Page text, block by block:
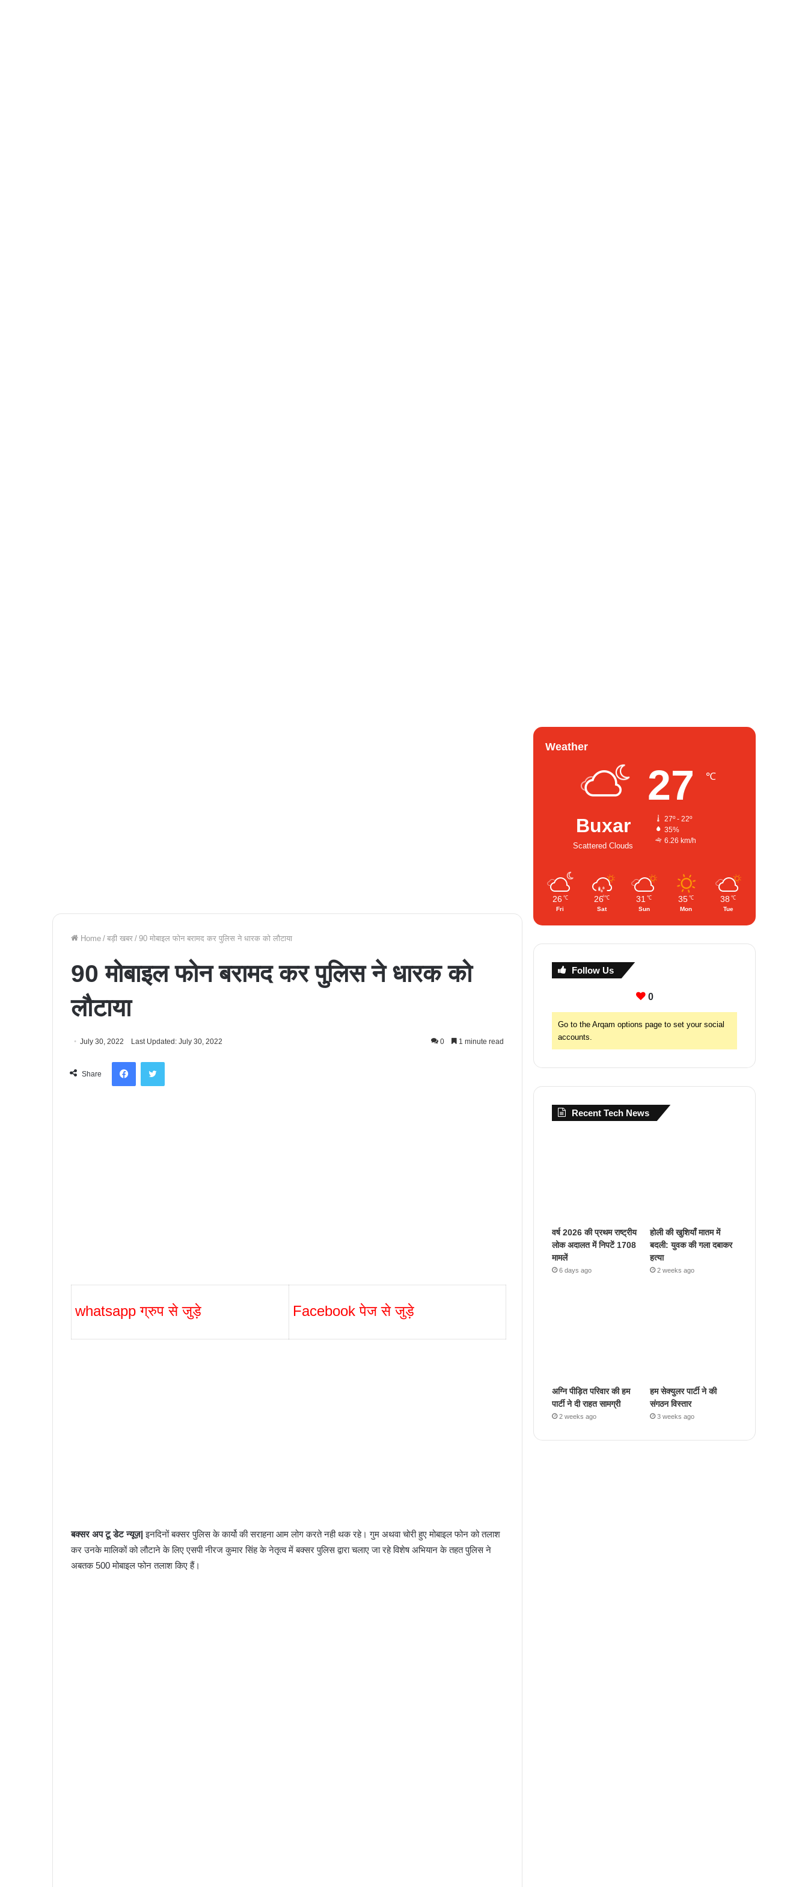
Home / बड़ी खबर / 90 मोबाइल फोन बरामद कर पुलिस ने धारक को लौटाया
90 मोबाइल फोन बरामद कर पुलिस ने धारक को
लौटाया
July 30, 2022 Last Updated: July 30, 2022 0 1 minute read
Share
whatsapp ग्रुप से जुड़े Facebook पेज से जुड़े
बक्सर अप टू डेट न्यूज़| इनदिनों बक्सर पुलिस के कार्यो की सराहना आम लोग करते नही थक रहे। गुम अथवा चोरी हुए मोबाइल फोन को तलाश
कर उनके मालिकों को लौटाने के लिए एसपी नीरज कुमार सिंह के नेतृत्व में बक्सर पुलिस द्वारा चलाए जा रहे विशेष अभियान के तहत पुलिस ने
अबतक 500 मोबाइल फोन तलाश किए हैं।
Weather
Buxar
Scattered Clouds
27 ℃
27º - 22º
35%
6.26 km/h
26 ℃
Fri
26 ℃
Sat
31 ℃
Sun
35 ℃
Mon
38 ℃
Tue
Follow Us
0
Go to the Arqam options page to set your social
accounts.
Recent Tech News
वर्ष 2026 की प्रथम राष्ट्रीय
लोक अदालत में निपटें 1708
मामलें
6 days ago
होली की खुशियाँ मातम में
बदली: युवक की गला दबाकर
हत्या
2 weeks ago
अग्नि पीड़ित परिवार की हम
पार्टी ने दी राहत सामग्री
2 weeks ago
हम सेक्युलर पार्टी ने की
संगठन विस्तार
3 weeks ago